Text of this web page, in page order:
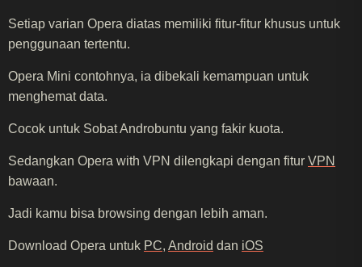
Setiap varian Opera diatas memiliki fitur-fitur khusus untuk
penggunaan tertentu.
Opera Mini contohnya, ia dibekali kemampuan untuk
menghemat data.
Cocok untuk Sobat Androbuntu yang fakir kuota.
Sedangkan Opera with VPN dilengkapi dengan fitur VPN
bawaan.
Jadi kamu bisa browsing dengan lebih aman.
Download Opera untuk PC, Android dan iOS